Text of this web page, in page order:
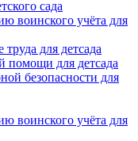
сада
воинского учёта для
для детсада
помощи для детсада
безопасности для
воинского учёта для